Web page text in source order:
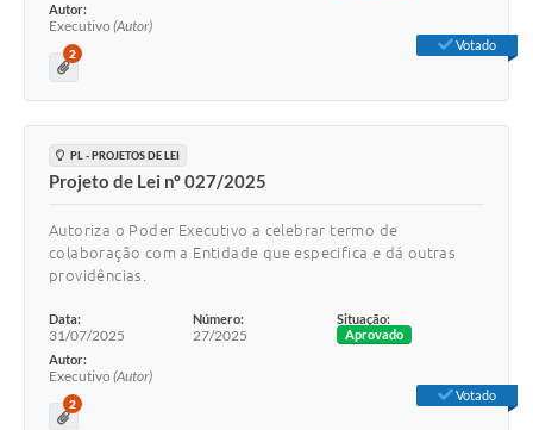
Autor:
Executivo (Autor)
2
Votado
PL - PROJETOS DE LEI
Projeto de Lei nº 027/2025
Autoriza o Poder Executivo a celebrar termo de
colaboração com a Entidade que especifica e dá outras
providências.
Data:
31/07/2025
Número:
27/2025
Situação:
Aprovado
Autor:
Executivo (Autor)
2
Votado